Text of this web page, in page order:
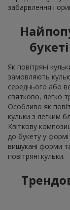
забарвлення і
Як повітряні
замовляють
середнього або
святково, легко
Особливо як
кульки з легким
Квіткову
до букету у
вишукані форми
повітряні кульки.